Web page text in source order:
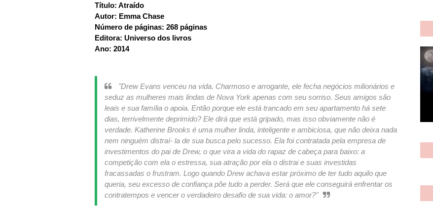
Título: Atraído
Autor: Emma Chase
Número de páginas: 268 páginas
Editora: Universo dos livros
Ano: 2014
"Drew Evans venceu na vida. Charmoso e arrogante, ele fecha negócios milionários e
seduz as mulheres mais lindas de Nova York apenas com seu sorriso. Seus amigos são
leais e sua família o apoia. Então porque ele está trancado em seu apartamento há sete
dias, terrivelmente deprimido? Ele dirá que está gripado, mas isso obviamente não é
verdade. Katherine Brooks é uma mulher linda, inteligente e ambiciosa, que não deixa nada
nem ninguém distraí- la de sua busca pelo sucesso. Ela foi contratada pela empresa de
investimentos do pai de Drew, o que vira a vida do rapaz de cabeça para baixo: a
competição com ela o estressa, sua atração por ela o distrai e suas investidas
fracassadas o frustram. Logo quando Drew achava estar próximo de ter tudo aquilo que
queria, seu excesso de confiança põe tudo a perder. Será que ele conseguirá enfrentar os
contratempos e vencer o verdadeiro desafio de sua vida: o amor?"